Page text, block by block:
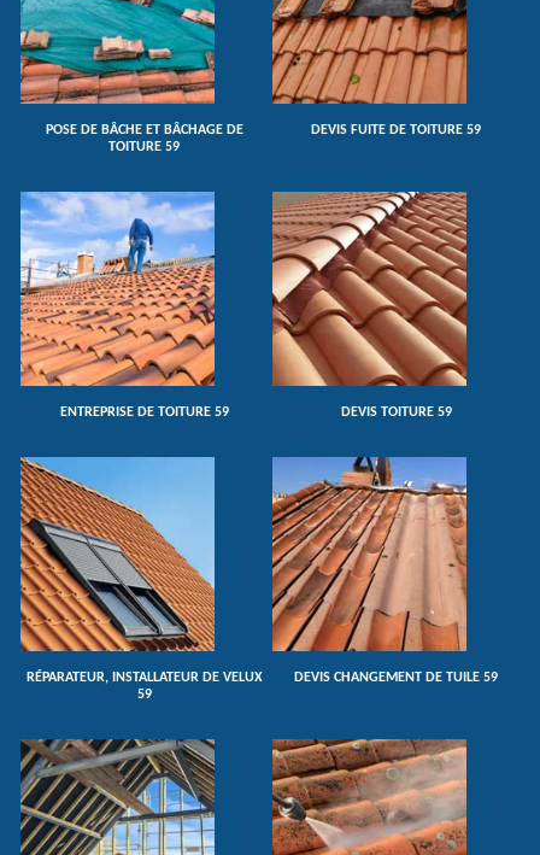
POSE DE BÂCHE ET BÂCHAGE DE
TOITURE 59
DEVIS FUITE DE TOITURE 59
ENTREPRISE DE TOITURE 59 DEVIS TOITURE 59
RÉPARATEUR, INSTALLATEUR DE VELUX
59
DEVIS CHANGEMENT DE TUILE 59